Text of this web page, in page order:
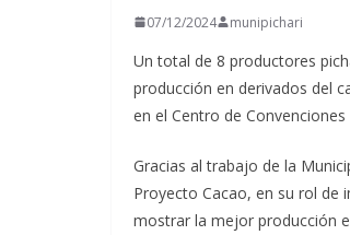
07/12/2024 munipichari
Un total de 8 productores
producción en derivados del
en el Centro de
Gracias al trabajo de la
Proyecto Cacao, en su rol de
mostrar la mejor producción